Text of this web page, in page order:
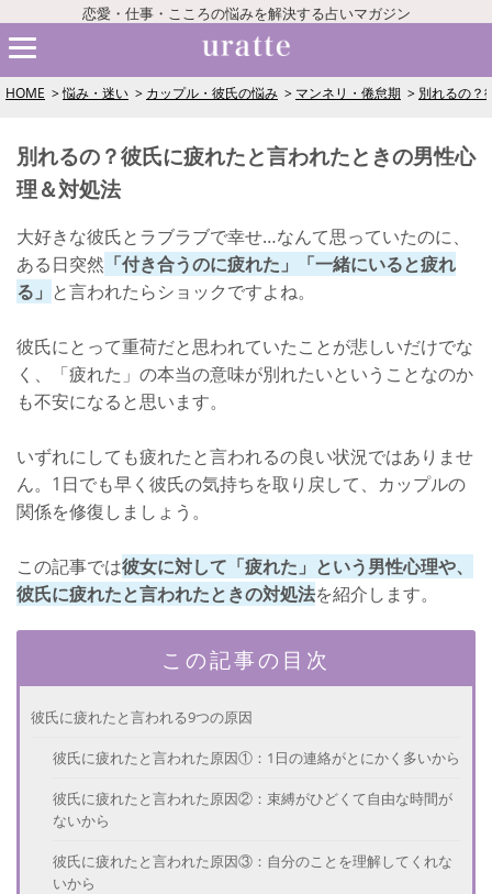
恋愛・仕事・こころの悩みを解決する占いマガジン
HOME 悩み・迷い カップル・彼氏の悩み マンネリ・倦怠期 別れるの？
別れるの？彼氏に疲れたと言われたときの男性心
理＆対処法
大好きな彼氏とラブラブで幸せ…なんて思っていたのに、
ある日突然 「付き合うのに疲れた」「一緒にいると疲れ
る」 と言われたらショックですよね。
彼氏にとって重荷だと思われていたことが悲しいだけでな
く、「疲れた」の本当の意味が別れたいということなのか
も不安になると思います。
いずれにしても疲れたと言われるの良い状況ではありませ
ん。1日でも早く彼氏の気持ちを取り戻して、カップルの
関係を修復しましょう。
この記事では彼女に対して「疲れた」という男性心理や、
彼氏に疲れたと言われたときの対処法を紹介します。
この記事の目次
彼氏に疲れたと言われる9つの原因
彼氏に疲れたと言われた原因①：1日の連絡がとにかく多いから
彼氏に疲れたと言われた原因②：束縛がひどくて自由な時間が
ないから
彼氏に疲れたと言われた原因③：自分のことを理解してくれな
いから